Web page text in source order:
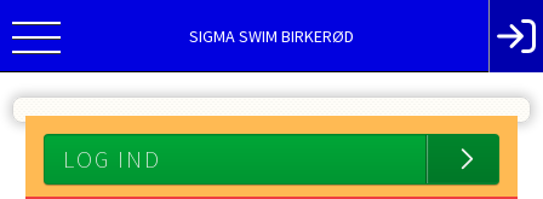
SIGMA SWIM BIRKERØD
LOG IND